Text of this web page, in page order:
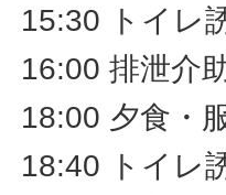
15:30 トイレ
16:00 排泄介
18:00 夕食・
18:40 トイレ